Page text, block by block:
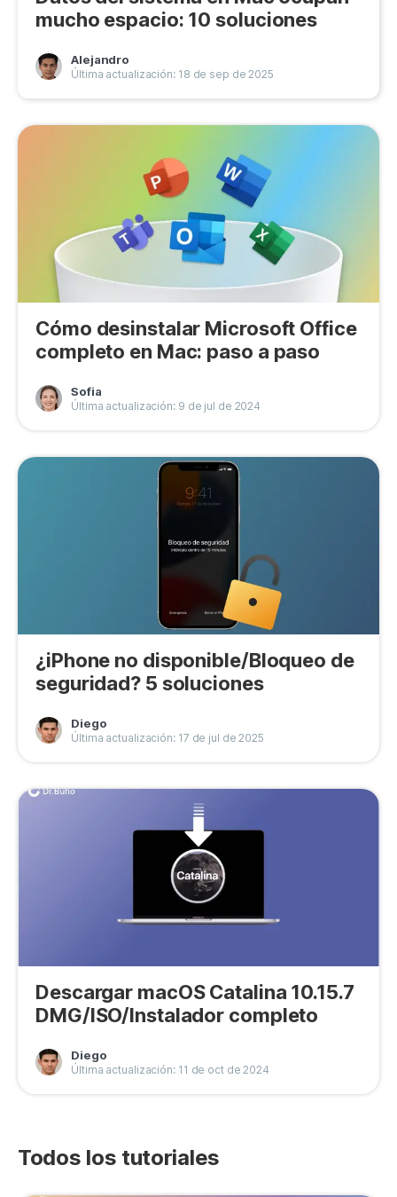
Privacidad
Términos
mucho espacio: 10 soluciones
Alejandro
Última actualización: 18 de sep de 2025
Cómo desinstalar Microsoft Office
completo en Mac: paso a paso
Sofia
Última actualización: 9 de jul de 2024
¿iPhone no disponible/Bloqueo de
seguridad? 5 soluciones
Diego
Última actualización: 17 de jul de 2025
Descargar macOS Catalina 10.15.7
DMG/ISO/Instalador completo
Diego
Última actualización: 11 de oct de 2024
Todos los tutoriales